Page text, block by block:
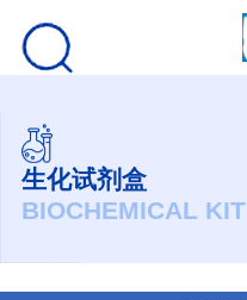
生化试剂盒
BIOCHEMICAL KIT